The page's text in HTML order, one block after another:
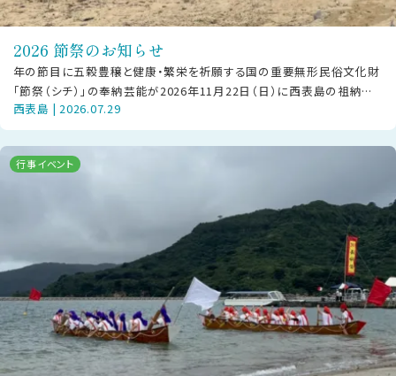
2026 節祭のお知らせ
年の節目に五穀豊穣と健康・繁栄を祈願する国の重要無形民俗文化財
「節祭（シチ）」の奉納芸能が2026年11月22日（日）に西表島の祖納地
区・干立地区にて披露されま
西表島 | 2026.07.29
行事イベント